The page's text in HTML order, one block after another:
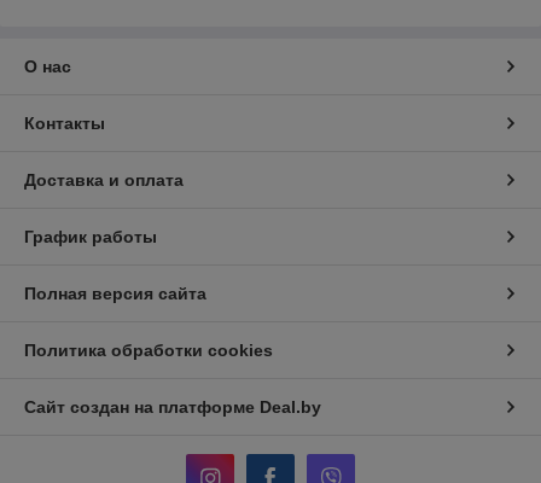
О нас
Контакты
Доставка и оплата
График работы
Полная версия сайта
Политика обработки cookies
Сайт создан на платформе Deal.by